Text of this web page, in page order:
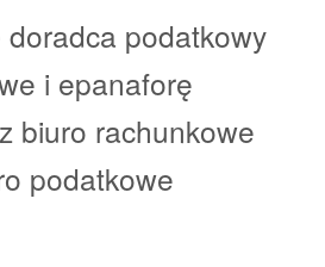
podatkowy
i epanaforę
biuro rachunkowe
podatkowe